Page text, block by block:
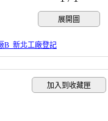
展開圖
B_新北工廠登記
加入到收藏匣